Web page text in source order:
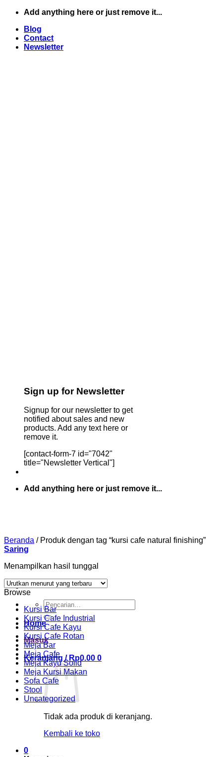
Skip
content
Add anything here or just remove it...
Blog
Contact
Newsletter
Sign up for Newsletter
Signup for our newsletter to get
notified about sales and new
products. Add any text here or
remove it.
[contact-form-7 id="7042"
title="Newsletter Vertical"]
Add anything here or just remove it...
Pencarian
untuk:
Home
Masuk
Keranjang / Rp0.00 0
Tidak ada produk di keranjang.
Kembali ke toko
0
Beranda /Produk dengan tag “kursi cafe natural finishing”
Saring
Menampilkan hasil tunggal
Browse
Kursi Bar
Kursi Cafe Industrial
Kursi Cafe Kayu
Kursi Cafe Rotan
Meja Bar
Meja Cafe
Meja Kayu Solid
Meja Kursi Makan
Sofa Cafe
Stool
Uncategorized